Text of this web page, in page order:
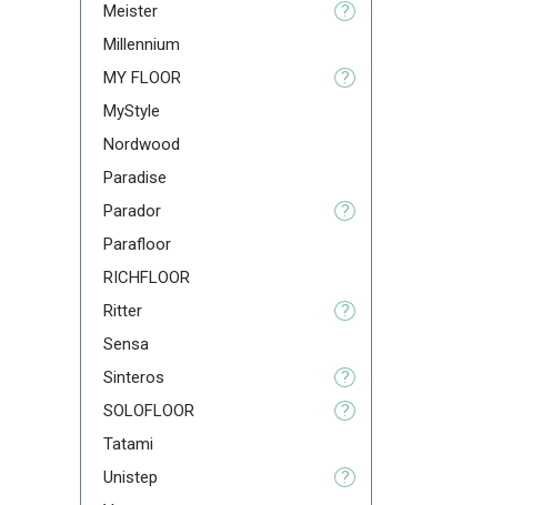
Meister
?
Millennium
MY FLOOR
?
MyStyle
Nordwood
Paradise
Parador
?
Parafloor
RICHFLOOR
Ritter
?
Sensa
Sinteros
?
SOLOFLOOR
?
Tatami
Unistep
?